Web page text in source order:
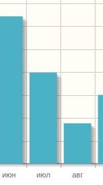
июн июл авг